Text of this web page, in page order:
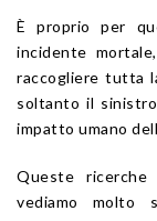
È proprio per
incidente
raccogliere tutta
soltanto il
impatto umano
Queste
vediamo molto